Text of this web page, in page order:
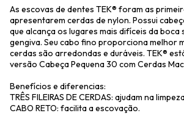
As escovas de dentes TEK® foram as
apresentarem cerdas de nylon. Possui
que alcança os lugares mais difíceis da boca
gengiva. Seu cabo fino proporciona melhor
cerdas são arredondas e duráveis. TEK®
versão Cabeça Pequena 30 com Cerdas
Benefícios e diferencias:
TRÊS FILEIRAS DE CERDAS: ajudam na
CABO RETO: facilita a escovação.